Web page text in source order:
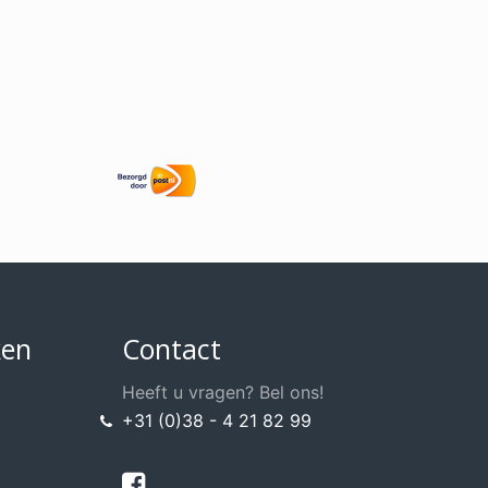
Contact
Heeft u vragen? Bel ons!
+31 (0)38 - 4 21 82 99